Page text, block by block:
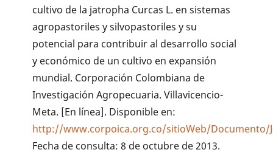
cultivo de la jatropha Curcas L. en sistemas
agropastoriles y silvopastoriles y su
potencial para contribuir al desarrollo social
y económico de un cultivo en expansión
mundial. Corporación Colombiana de
Investigación Agropecuaria. Villavicencio-
Meta. [En línea]. Disponible en:
http://www.corpoica.org.co/sitioWeb/Documento/
Fecha de consulta: 8 de octubre de 2013.